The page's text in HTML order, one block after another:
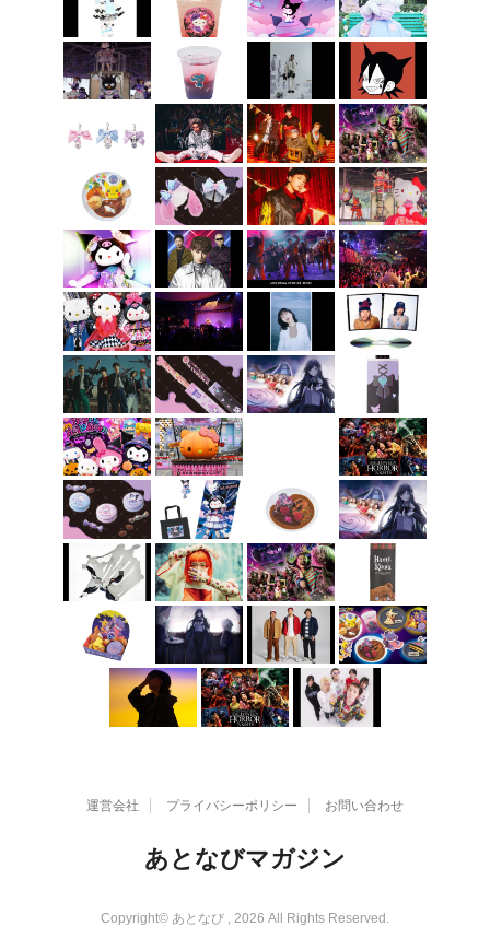
運営会社 プライバシーポリシー お問い合わせ
あとなびマガジン
Copyright© あとなび , 2026 All Rights Reserved.